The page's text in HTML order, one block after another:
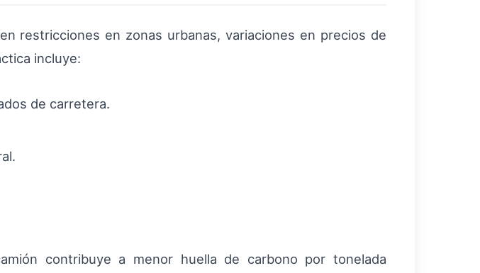
restricciones en zonas urbanas, variaciones en precios de
incluye:
de carretera.
contribuye a menor huella de carbono por tonelada